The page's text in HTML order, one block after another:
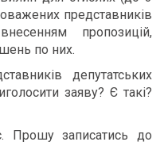
представників
пропозицій,
по них.
депутатських
заяву? Є такі?
Прошу записатись до